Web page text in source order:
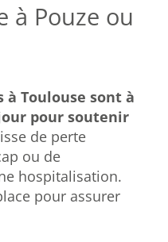
à Pouze ou
à Toulouse sont à
pour soutenir
de perte
ou de
hospitalisation.
pour assurer